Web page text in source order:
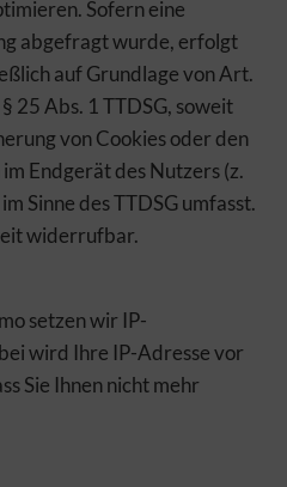
Sofern eine
abgefragt wurde, erfolgt
auf Grundlage von Art.
25 Abs. 1 TTDSG, soweit
von Cookies oder den
Endgerät des Nutzers (z.
Sinne des TTDSG umfasst.
widerrufbar.
setzen wir IP-
wird Ihre IP-Adresse vor
Sie Ihnen nicht mehr
der Website notwendig. Ohne
wie vorgesehen genutzt werden.
Stabilität, Sicherheit und
sowie zu
unseren Dienstleistern. Diese
dient daher auch Ihren
und Dienste können daher
messen wir den
unserer Websites, um
zu analysieren,
und damit Ihr
Funktionale Cookies